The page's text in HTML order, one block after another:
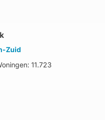
Zuid
11.723